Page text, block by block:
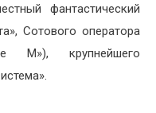
фантастический
Сотового оператора
М»), крупнейшего